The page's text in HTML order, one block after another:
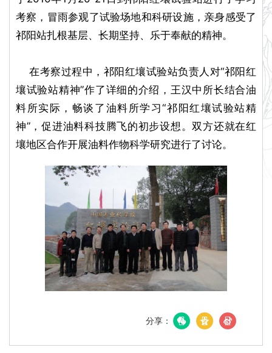
考察，冒雨参观了试验场地和科研设施，亲身感受了
祁阳站扎根基层、长期坚持、乐于奉献的精神。
在考察过程中，祁阳红壤试验站负责人对“祁阳红
壤试验站精神”作了详细的介绍，王汉中所长结合油
料所实际，畅谈了油料所学习“祁阳红壤试验站精
神”，促进油料科技腾飞的初步设想。双方还就在红
壤地区合作开展油料作物科学研究进行了讨论。
分享：